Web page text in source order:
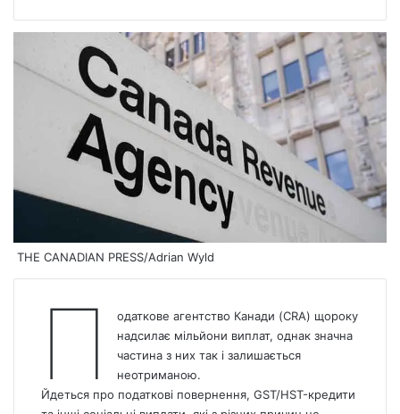
THE CANADIAN PRESS/Adrian Wyld
П
одаткове агентство Канади (CRA) щороку
надсилає мільйони виплат, однак значна
частина з них так і залишається
неотриманою.
Йдеться про податкові повернення, GST/HST-кредити